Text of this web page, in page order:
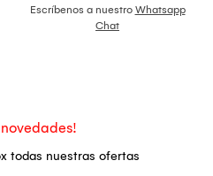
Escríbenos a nuestro Whatsapp
Chat
todas nuestras ofertas